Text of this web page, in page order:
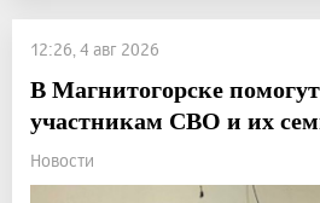
12:26, 4 авг 2026
В Магнитогорске
участникам СВО и их
Новости